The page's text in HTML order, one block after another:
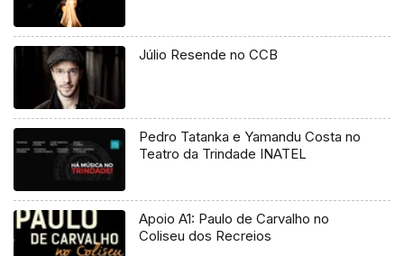
Júlio Resende no CCB
Pedro Tatanka e Yamandu Costa no
Teatro da Trindade INATEL
Apoio A1: Paulo de Carvalho no
Coliseu dos Recreios